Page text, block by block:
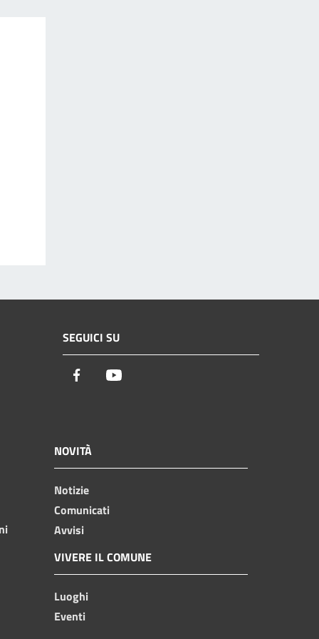
SEGUICI SU
Facebook
NOVITÀ
Notizie
Comunicati
Avvisi
VIVERE IL COMUNE
Luoghi
Eventi